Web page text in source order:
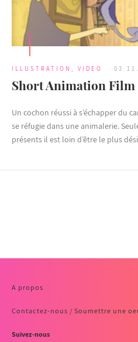
ILLUSTRATION , VIDEO
Short Animation Film
Un cochon réussi à s’échapper du
se réfugie dans une animalerie.
présents il est loin d’être le plus
A propos
Contactez-nous / Soumettre une
Suivez-nous